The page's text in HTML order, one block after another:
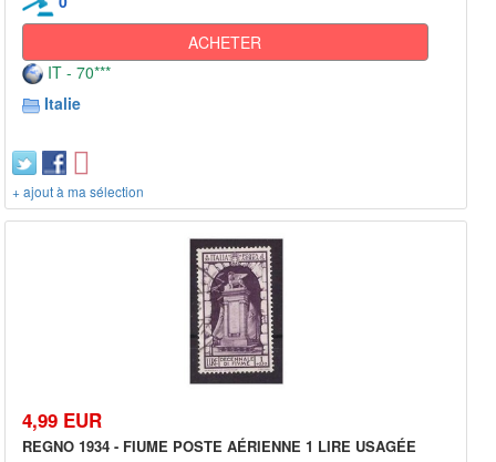
ACHETER
IT - 70***
Italie
+ ajout à ma sélection
4,99 EUR
REGNO 1934 - FIUME POSTE AÉRIENNE 1 LIRE USAGÉE